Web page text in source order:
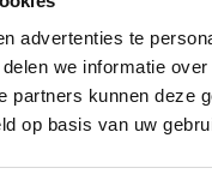
advertenties te
we informatie
partners kunnen deze
op basis van uw
u toestemming voor alle
ALLES ACCEPTEREN